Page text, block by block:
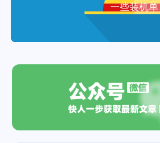
一些装机单